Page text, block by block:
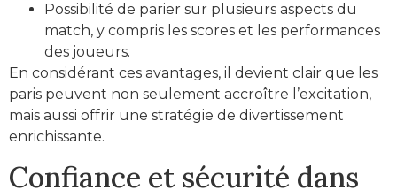
Possibilité de parier sur plusieurs aspects du
match, y compris les scores et les performances
des joueurs.
En considérant ces avantages, il devient clair que les
paris peuvent non seulement accroître l’excitation,
mais aussi offrir une stratégie de divertissement
enrichissante.
Confiance et sécurité dans